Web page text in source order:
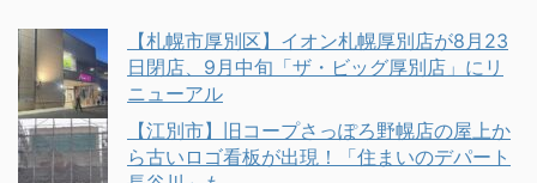
【札幌市厚別区】イオン札幌厚別店が8月23
日閉店、9月中旬「ザ・ビッグ厚別店」にリ
ニューアル
【江別市】旧コープさっぽろ野幌店の屋上か
ら古いロゴ看板が出現！「住まいのデパート